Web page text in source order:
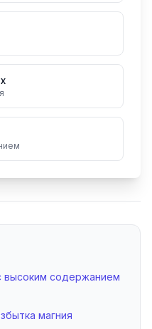
высоким содержанием
магния